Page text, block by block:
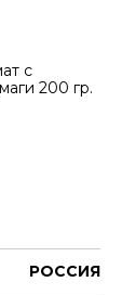
с
200 гр.
РОССИЯ